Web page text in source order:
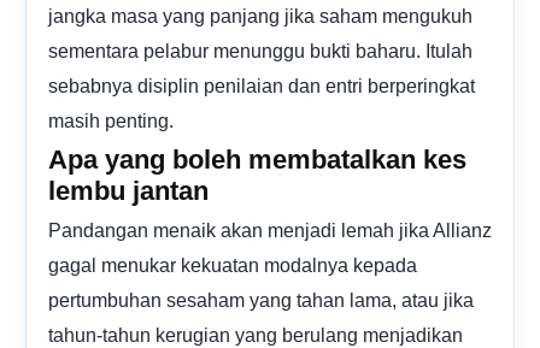
jangka masa yang panjang jika saham mengukuh
sementara pelabur menunggu bukti baharu. Itulah
sebabnya disiplin penilaian dan entri berperingkat
masih penting.
Apa yang boleh membatalkan kes
lembu jantan
Pandangan menaik akan menjadi lemah jika Allianz
gagal menukar kekuatan modalnya kepada
pertumbuhan sesaham yang tahan lama, atau jika
tahun-tahun kerugian yang berulang menjadikan